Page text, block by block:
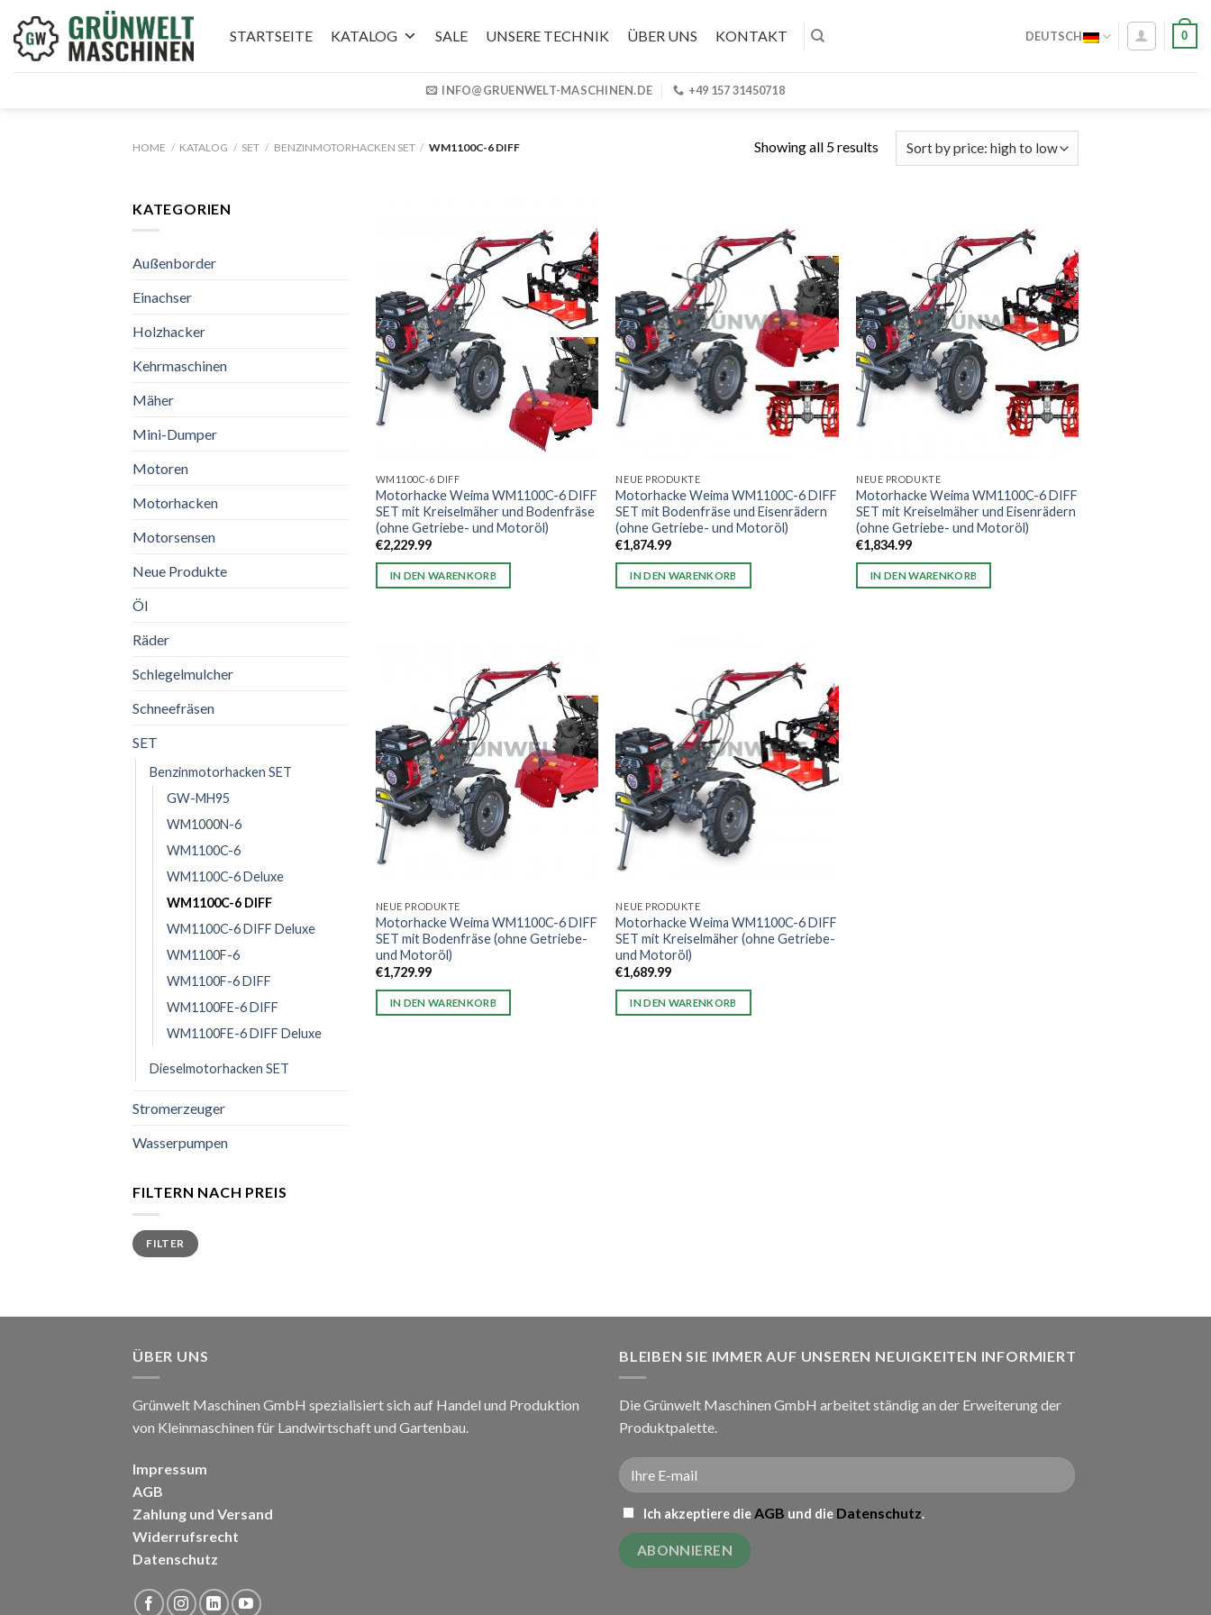
content
STARTSEITE KATALOG SALE UNSERE TECHNIK ÜBER UNS KONTAKT DEUTSCH 0
INFO@GRUENWELT-MASCHINEN.DE +49 157 31450718
HOME / KATALOG / SET / BENZINMOTORHACKEN SET / WM1100C-6 DIFF Showing all 5 results
KATEGORIEN
Außenborder
Einachser
Holzhacker
Kehrmaschinen
Mäher
Mini-Dumper
Motoren
Motorhacken
Motorsensen
Neue Produkte
Öl
Räder
Schlegelmulcher
Schneefräsen
SET
Benzinmotorhacken SET
GW-MH95
WM1000N-6
WM1100C-6
WM1100C-6 Deluxe
WM1100C-6 DIFF
WM1100C-6 DIFF Deluxe
WM1100F-6
WM1100F-6 DIFF
WM1100FE-6 DIFF
WM1100FE-6 DIFF Deluxe
Dieselmotorhacken SET
Stromerzeuger
Wasserpumpen
FILTERN NACH PREIS
Min.
Preis
Max.
PreisFILTER
WM1100C-6 DIFF
Motorhacke Weima WM1100C-6 DIFF
SET mit Kreiselmäher und Bodenfräse
(ohne Getriebe- und Motoröl)
€2,229.99
IN DEN WARENKORB
NEUE PRODUKTE
Motorhacke Weima WM1100C-6 DIFF
SET mit Bodenfräse und Eisenrädern
(ohne Getriebe- und Motoröl)
€1,874.99
IN DEN WARENKORB
NEUE PRODUKTE
Motorhacke Weima WM1100C-6 DIFF
SET mit Kreiselmäher und Eisenrädern
(ohne Getriebe- und Motoröl)
€1,834.99
IN DEN WARENKORB
NEUE PRODUKTE
Motorhacke Weima WM1100C-6 DIFF
SET mit Bodenfräse (ohne Getriebe-
und Motoröl)
€1,729.99
IN DEN WARENKORB
NEUE PRODUKTE
Motorhacke Weima WM1100C-6 DIFF
SET mit Kreiselmäher (ohne Getriebe-
und Motoröl)
€1,689.99
IN DEN WARENKORB
ÜBER UNS
Grünwelt Maschinen GmbH spezialisiert sich auf Handel und Produktion
von Kleinmaschinen für Landwirtschaft und Gartenbau.
Impressum
AGB
Zahlung und Versand
Widerrufsrecht
Datenschutz
BLEIBEN SIE IMMER AUF UNSEREN NEUIGKEITEN INFORMIERT
Die Grünwelt Maschinen GmbH arbeitet ständig an der Erweiterung der
Produktpalette.
Ich akzeptiere dieAGB und die Datenschutz.